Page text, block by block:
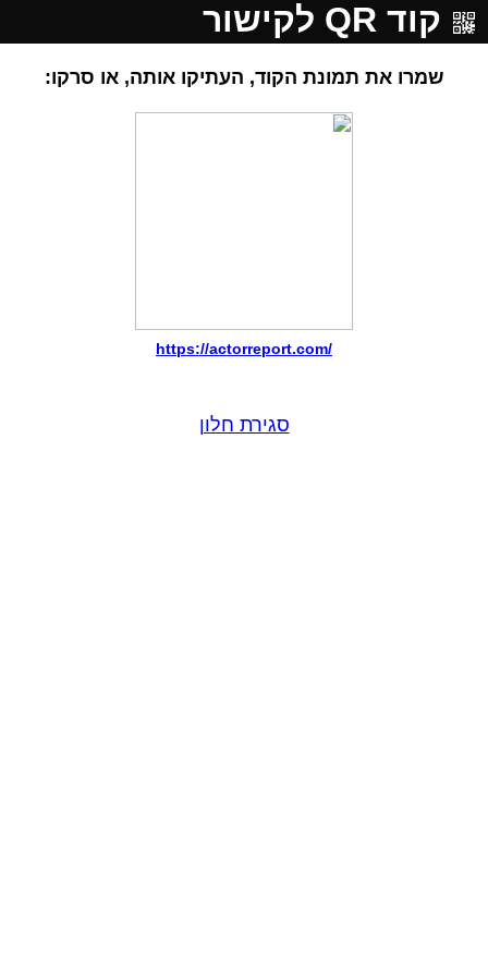
קוד QR לקישור
שמרו את תמונת הקוד, העתיקו אותה, או סרקו:
https://actorreport.com/
סגירת חלון